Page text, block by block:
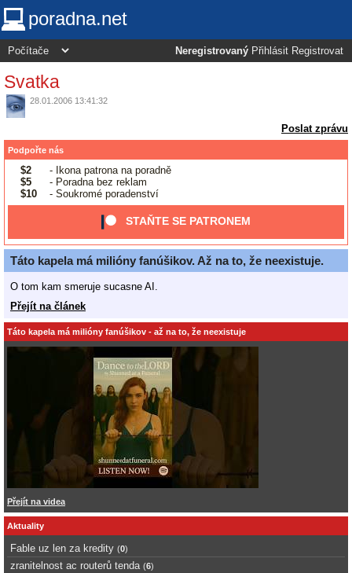
poradna.net
Neregistrovaný Přihlásit Registrovat
Svatka
28.01.2006 13:41:32
Poslat zprávu
Podpořte nás
$2
- Ikona patrona na poradně
$5
- Poradna bez reklam
$10
- Soukromé poradenství
STAŇTE SE PATRONEM
Táto kapela má milióny fanúšikov. Až na to, že neexistuje.
O tom kam smeruje sucasne AI.
Přejít na článek
Táto kapela má milióny fanúšikov - až na to, že neexistuje
Přejít na videa
Aktuality
Fable uz len za kredity (0)
zranitelnost ac routerů tenda (6)